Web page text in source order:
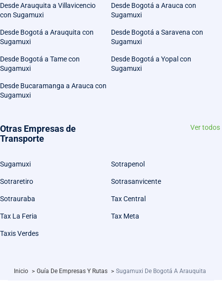
Desde Arauquita a Villavicencio
con Sugamuxi
Desde Bogotá a Arauca con
Sugamuxi
Desde Bogotá a Arauquita con
Sugamuxi
Desde Bogotá a Saravena con
Sugamuxi
Desde Bogotá a Tame con
Sugamuxi
Desde Bogotá a Yopal con
Sugamuxi
Desde Bucaramanga a Arauca con
Sugamuxi
Otras Empresas de
Transporte
Ver todos
Sugamuxi Sotrapenol
Sotraretiro Sotrasanvicente
Sotrauraba Tax Central
Tax La Feria Tax Meta
Taxis Verdes
Inicio > Guía De Empresas Y Rutas > Sugamuxi De Bogotá A Arauquita